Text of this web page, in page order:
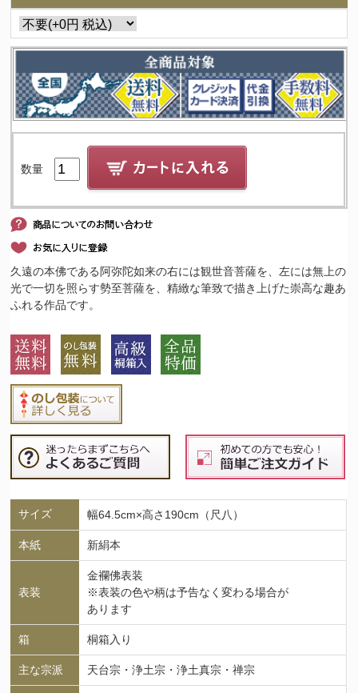
数量
久遠の本佛である阿弥陀如来の右には観世音菩薩を、左には無上の
光で一切を照らす勢至菩薩を、精緻な筆致で描き上げた崇高な趣あ
ふれる作品です。
サイズ 幅64.5cm×高さ190cm（尺八）
本紙 新絹本
表装
金襴佛表装
※表装の色や柄は予告なく変わる場合が
あります
箱 桐箱入り
主な宗派 天台宗・浄土宗・浄土真宗・禅宗